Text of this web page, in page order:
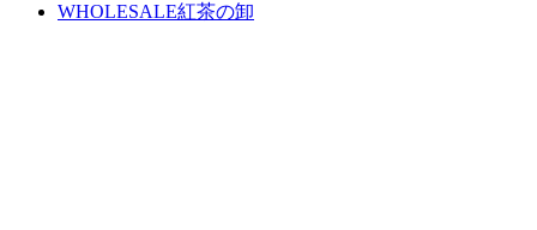
WHOLESALE紅茶の卸